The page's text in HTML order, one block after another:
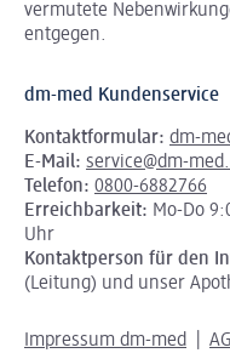
vermutete
entgegen.
dm-med Kundenservice
Kontaktformular: dm-
E-Mail: service@dm-
Telefon: 0800-6882766
Erreichbarkeit: Mo-Do
Uhr
Kontaktperson für den
(Leitung) und unser
Impressum dm-med